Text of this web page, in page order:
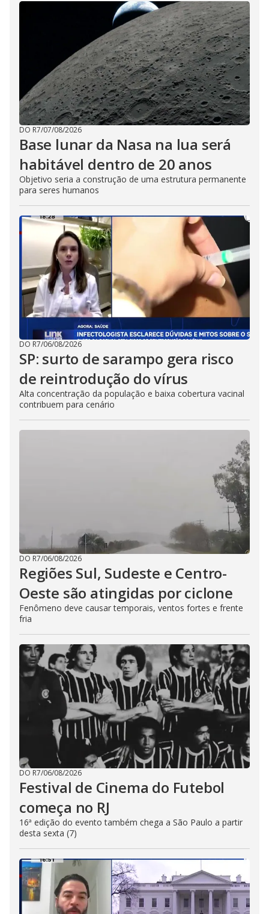
DO R7/07/08/2026
Base lunar da Nasa na lua será
habitável dentro de 20 anos
Objetivo seria a construção de uma estrutura permanente
para seres humanos
DO R7/06/08/2026
SP: surto de sarampo gera risco
de reintrodução do vírus
Alta concentração da população e baixa cobertura vacinal
contribuem para cenário
DO R7/06/08/2026
Regiões Sul, Sudeste e Centro-
Oeste são atingidas por ciclone
Fenômeno deve causar temporais, ventos fortes e frente
fria
DO R7/06/08/2026
Festival de Cinema do Futebol
começa no RJ
16ª edição do evento também chega a São Paulo a partir
desta sexta (7)